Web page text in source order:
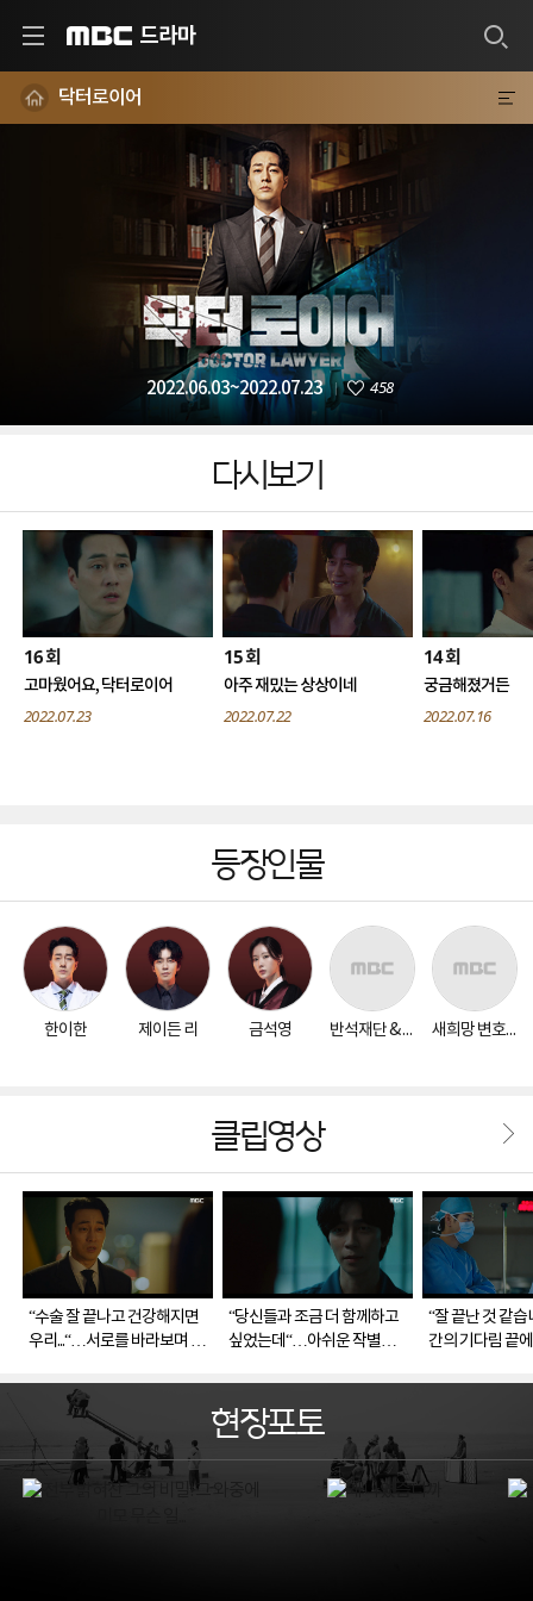
드라마
닥터로이어
2022.06.03~2022.07.23 458
다시보기
16회
고마웠어요, 닥터로이어
2022.07.23
15회
아주 재밌는 상상이네
2022.07.22
14회
궁금해졌거든
2022.07.16
등장인물
한이한 제이든 리 금석영 반석재단 & 병원 관련자들 새희망 변호사사무소 & 의료범죄전담부
클립영상
“수술 잘 끝나고 건강해지면
우리...“…서로를 바라보며 미
과 석영(임수향)
“당신들과 조금 더 함께하고
싶었는데“…아쉬운 작별을
(신성록)
“잘 끝난 것 같
간의 기다림 끝
현장포토